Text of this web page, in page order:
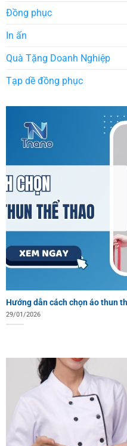
Đồng phục
In ấn
Quà Tặng Doanh Nghiệp
Tạp dề đồng phục
Hướng dẫn cách chọn áo thun
29/01/2026